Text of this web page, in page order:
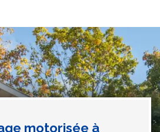
motorisée à